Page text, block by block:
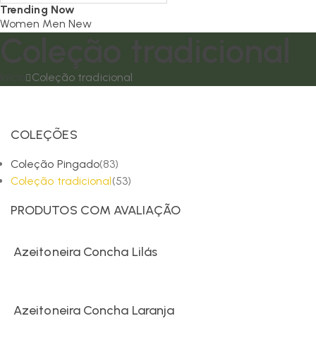
Trending Now
Women Men New
Coleção tradicional
COLEÇÕES
Coleção Pingado(83)
Coleção tradicional(53)
PRODUTOS COM AVALIAÇÃO
Azeitoneira Concha Lilás
Azeitoneira Concha Laranja